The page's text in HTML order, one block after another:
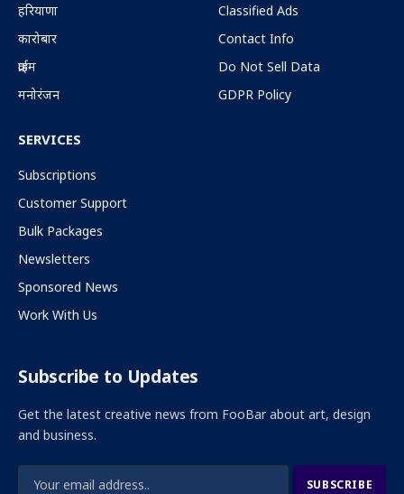
हरियाणा
कारोबार
क्राईम
मनोरंजन
Classified Ads
Contact Info
Do Not Sell Data
GDPR Policy
SERVICES
Subscriptions
Customer Support
Bulk Packages
Newsletters
Sponsored News
Work With Us
Subscribe to Updates
Get the latest creative news from FooBar about art, design
and business.